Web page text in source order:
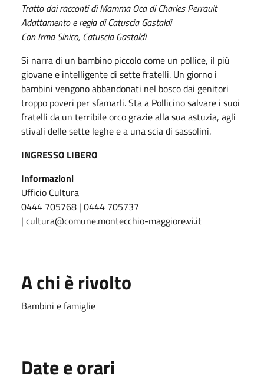
Tratto dai racconti di Mamma Oca di Charles Perrault
Adattamento e regia di Catuscia Gastaldi
Con Irma Sinico, Catuscia Gastaldi
Si narra di un bambino piccolo come un pollice, il più
giovane e intelligente di sette fratelli. Un giorno i
bambini vengono abbandonati nel bosco dai genitori
troppo poveri per sfamarli. Sta a Pollicino salvare i suoi
fratelli da un terribile orco grazie alla sua astuzia, agli
stivali delle sette leghe e a una scia di sassolini.
INGRESSO LIBERO
Informazioni
Ufficio Cultura
0444 705768 | 0444 705737
| cultura@comune.montecchio-maggiore.vi.it
A chi è rivolto
Bambini e famiglie
Date e orari